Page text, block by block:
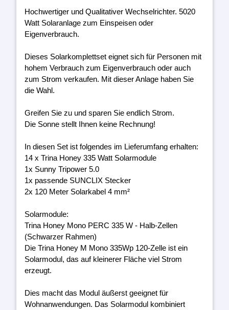
Hochwertiger und Qualitativer Wechselrichter. 5020
Watt Solaranlage zum Einspeisen oder
Eigenverbrauch.
Dieses Solarkomplettset eignet sich für Personen mit
hohem Verbrauch zum Eigenverbrauch oder auch
zum Strom verkaufen. Mit dieser Anlage haben Sie
die Wahl.
Greifen Sie zu und sparen Sie endlich Strom.
Die Sonne stellt Ihnen keine Rechnung!
In diesen Set ist folgendes im Lieferumfang erhalten:
14 x Trina Honey 335 Watt Solarmodule
1x Sunny Tripower 5.0
1x passende SUNCLIX Stecker
2x 120 Meter Solarkabel 4 mm²
Solarmodule:
Trina Honey Mono PERC 335 W - Halb-Zellen
(Schwarzer Rahmen)
Die Trina Honey M Mono 335Wp 120-Zelle ist ein
Solarmodul, das auf kleinerer Fläche viel Strom
erzeugt.
Dies macht das Modul äußerst geeignet für
Wohnanwendungen. Das Solarmodul kombiniert